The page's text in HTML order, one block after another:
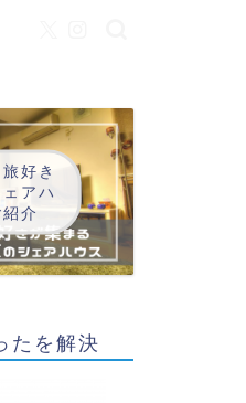
好き
アハ
介
たを解決